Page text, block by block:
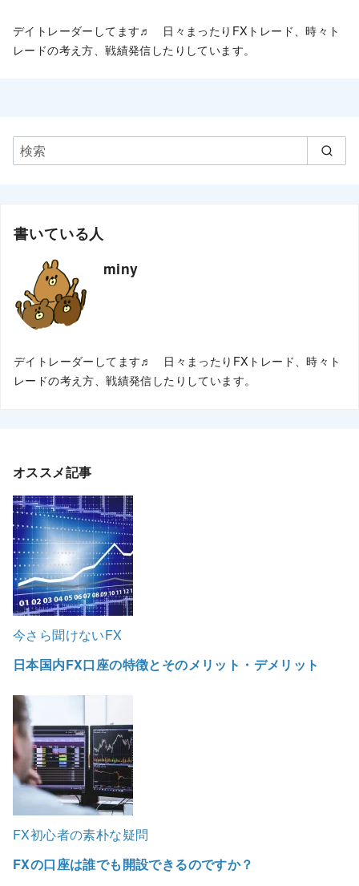
デイトレーダーしてます♬ 日々まったりFXトレード、時々ト
レードの考え方、戦績発信したりしています。
書いている人
miny
デイトレーダーしてます♬ 日々まったりFXトレード、時々ト
レードの考え方、戦績発信したりしています。
オススメ記事
今さら聞けないFX
日本国内FX口座の特徴とそのメリット・デメリット
FX初心者の素朴な疑問
FXの口座は誰でも開設できるのですか？